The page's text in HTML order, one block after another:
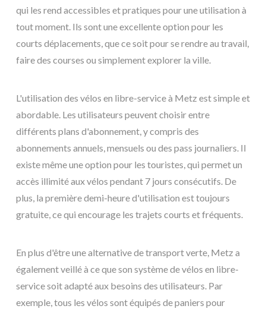
qui les rend accessibles et pratiques pour une utilisation à
tout moment. Ils sont une excellente option pour les
courts déplacements, que ce soit pour se rendre au travail,
faire des courses ou simplement explorer la ville.
L'utilisation des vélos en libre-service à Metz est simple et
abordable. Les utilisateurs peuvent choisir entre
différents plans d'abonnement, y compris des
abonnements annuels, mensuels ou des pass journaliers. Il
existe même une option pour les touristes, qui permet un
accès illimité aux vélos pendant 7 jours consécutifs. De
plus, la première demi-heure d'utilisation est toujours
gratuite, ce qui encourage les trajets courts et fréquents.
En plus d'être une alternative de transport verte, Metz a
également veillé à ce que son système de vélos en libre-
service soit adapté aux besoins des utilisateurs. Par
exemple, tous les vélos sont équipés de paniers pour